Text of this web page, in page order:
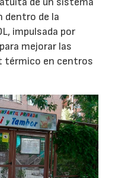
dentro de la
impulsada por
para mejorar las
térmico en centros